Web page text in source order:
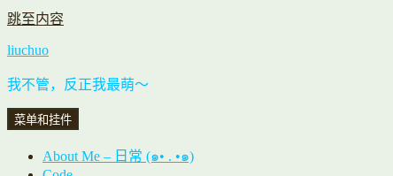
跳至内容
liuchuo
我不管，反正我最萌～
菜单和挂件
About Me – 日常 (๑• . •๑)